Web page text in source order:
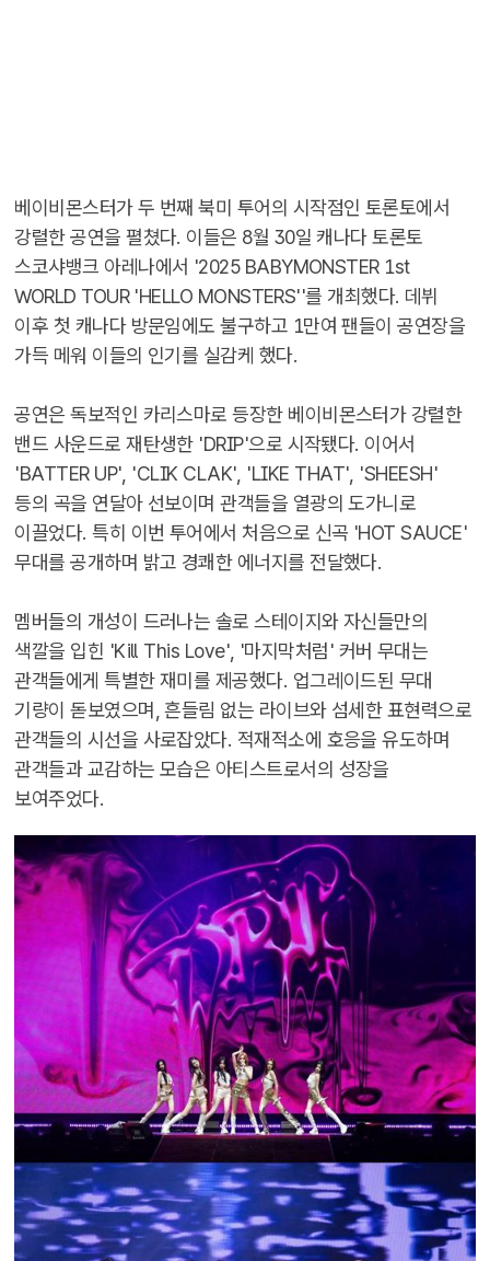
베이비몬스터가 두 번째 북미 투어의 시작점인 토론토에서
강렬한 공연을 펼쳤다. 이들은 8월 30일 캐나다 토론토
스코샤뱅크 아레나에서 '2025 BABYMONSTER 1st
WORLD TOUR 'HELLO MONSTERS''를 개최했다. 데뷔
이후 첫 캐나다 방문임에도 불구하고 1만여 팬들이 공연장을
가득 메워 이들의 인기를 실감케 했다.
공연은 독보적인 카리스마로 등장한 베이비몬스터가 강렬한
밴드 사운드로 재탄생한 'DRIP'으로 시작됐다. 이어서
'BATTER UP', 'CLIK CLAK', 'LIKE THAT', 'SHEESH'
등의 곡을 연달아 선보이며 관객들을 열광의 도가니로
이끌었다. 특히 이번 투어에서 처음으로 신곡 'HOT SAUCE'
무대를 공개하며 밝고 경쾌한 에너지를 전달했다.
멤버들의 개성이 드러나는 솔로 스테이지와 자신들만의
색깔을 입힌 'Kill This Love', '마지막처럼' 커버 무대는
관객들에게 특별한 재미를 제공했다. 업그레이드된 무대
기량이 돋보였으며, 흔들림 없는 라이브와 섬세한 표현력으로
관객들의 시선을 사로잡았다. 적재적소에 호응을 유도하며
관객들과 교감하는 모습은 아티스트로서의 성장을
보여주었다.